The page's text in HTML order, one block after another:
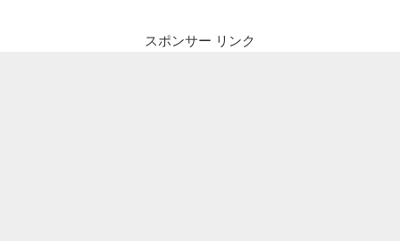
スポンサー リンク